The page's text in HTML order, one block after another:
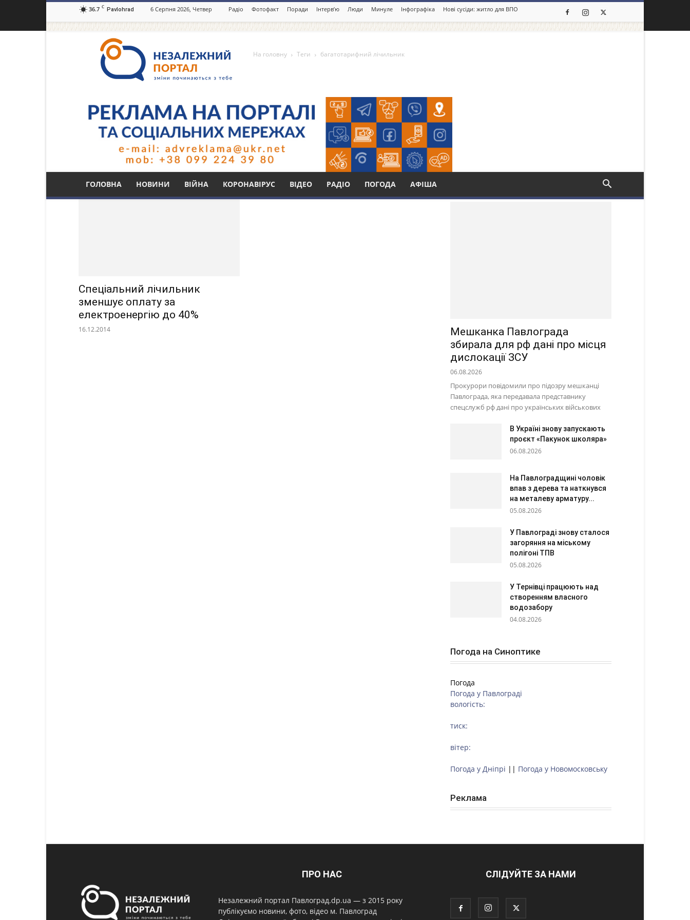
36.7 C Pavlohrad 6 Серпня 2026, Четвер Радіо Фотофакт Поради Інтерв’ю Люди Минуле Інфографіка Нові сусіди: житло для ВПО
портал
Павлоград.dp.ua
ГОЛОВНА НОВИНИ ВІЙНА КОРОНАВІРУС ВІДЕО РАДІО ПОГОДА АФІША
На головну Теги багатотарифний лічильник
Тег: багатотарифний лічильник
Спеціальний лічильник
зменшує оплату за
електроенергію до 40%
16.12.2014
Мешканка Павлограда
збирала для рф дані про місця
дислокації ЗСУ
06.08.2026
Прокурори повідомили про підозру мешканці
Павлограда, яка передавала представнику
спецслужб рф дані про українських військових
В Україні знову запускають
проєкт «Пакунок школяра»
06.08.2026
На Павлоградщині чоловік
впав з дерева та наткнувся
на металеву арматуру...
05.08.2026
У Павлограді знову сталося
загоряння на міському
полігоні ТПВ
05.08.2026
У Тернівці працюють над
створенням власного
водозабору
04.08.2026
Погода на Синоптике
Погода
Погода у Павлограді
вологість:
тиск:
вітер:
Погода у Дніпрі || Погода у Новомосковську
Реклама
ПРО НАС
Незалежний портал Павлоград.dp.ua — з 2015 року
публікуємо новини, фото, відео м. Павлоград
СЛІДУЙТЕ ЗА НАМИ